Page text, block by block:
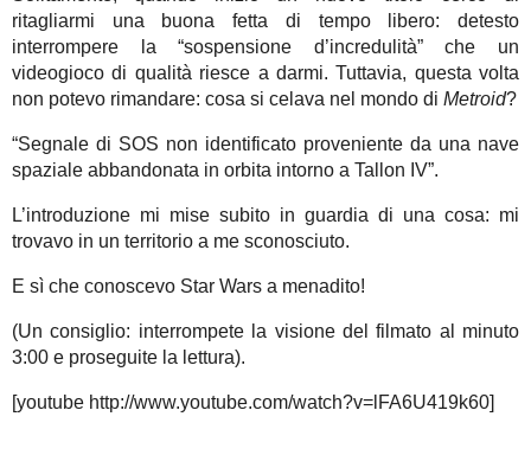
ritagliarmi una buona fetta di tempo libero: detesto
interrompere la “sospensione d’incredulità” che un
videogioco di qualità riesce a darmi. Tuttavia, questa volta
non potevo rimandare: cosa si celava nel mondo di Metroid?
“Segnale di SOS non identificato proveniente da una nave
spaziale abbandonata in orbita intorno a Tallon IV”.
L’introduzione mi mise subito in guardia di una cosa: mi
trovavo in un territorio a me sconosciuto.
E sì che conoscevo Star Wars a menadito!
(Un consiglio: interrompete la visione del filmato al minuto
3:00 e proseguite la lettura).
[youtube http://www.youtube.com/watch?v=lFA6U419k60]